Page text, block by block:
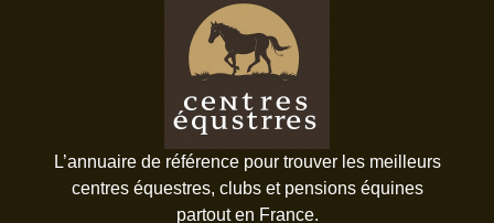
L’annuaire de référence pour trouver les meilleurs
centres équestres, clubs et pensions équines
partout en France.